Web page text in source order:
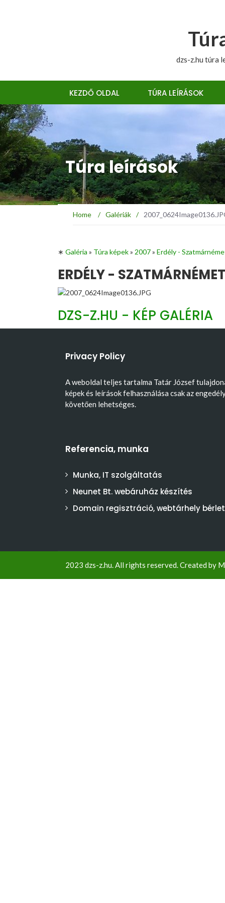
dzs-z.hu túra
KEZDŐ OLDAL TÚRA LEÍRÁSOK
Túra leírások
Home / Galériák /
∗ Galéria » Túra képek» 2007» Erdély -
ERDÉLY -
DZS-Z.HU - KÉP GALÉRIA
Privacy Policy
A weboldal teljes tartalma Tatár József
képek és leírások felhasználása csak az
követően lehetséges.
Referencia, munka
Munka, IT szolgáltatás
Neunet Bt. webáruház készítés
Domain regisztráció, webtárhely bérlet
2023 dzs-z.hu. All rights reserved. Created by